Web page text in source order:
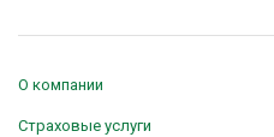
О компании
Страховые услуги